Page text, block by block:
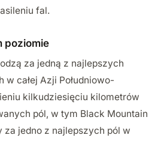
fal.
poziomie
za jedną z najlepszych
całej Azji Południowo-
kilkudziesięciu kilometrów
pól, w tym Black Mountain
za jedno z najlepszych pól w